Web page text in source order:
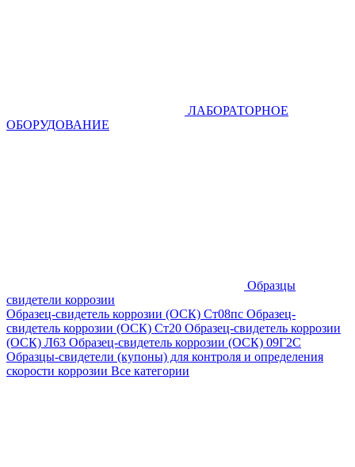
ЛАБОРАТОРНОЕ
ОБОРУДОВАНИЕ
Образцы
свидетели коррозии
Образец-свидетель коррозии (ОСК) Ст08пс Образец-
свидетель коррозии (ОСК) Ст20 Образец-свидетель коррозии
(ОСК) Л63 Образец-свидетель коррозии (ОСК) 09Г2С
Образцы-свидетели (купоны) для контроля и определения
скорости коррозии Все категории